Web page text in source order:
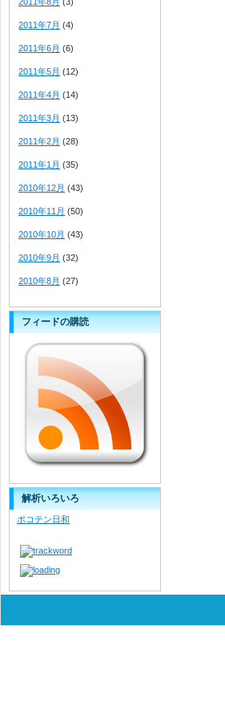
2011年7月 (4)
2011年6月 (6)
2011年5月 (12)
2011年4月 (14)
2011年3月 (13)
2011年2月 (28)
2011年1月 (35)
2010年12月 (43)
2010年11月 (50)
2010年10月 (43)
2010年9月 (32)
2010年8月 (27)
フィードの購読
解析いろいろ
ポコテン日和